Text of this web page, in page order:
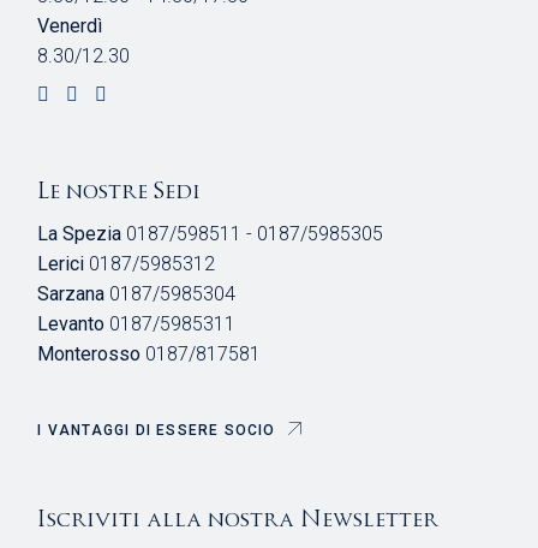
Venerdì
8.30/12.30
Le nostre Sedi
La Spezia 0187/598511 - 0187/5985305
Lerici 0187/5985312
Sarzana 0187/5985304
Levanto 0187/5985311
Monterosso 0187/817581
I VANTAGGI DI ESSERE SOCIO
Iscriviti alla nostra Newsletter